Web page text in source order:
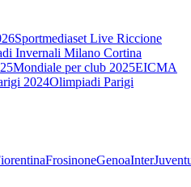
Sportmediaset Live Riccione
Invernali Milano Cortina
Mondiale per club 2025EICMA
2024Olimpiadi Parigi
FrosinoneGenoaInter